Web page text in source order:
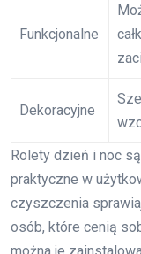
Funkcjonalne
Dekoracyjne
Rolety dzień i noc
praktyczne w
czyszczenia
osób, które cenią